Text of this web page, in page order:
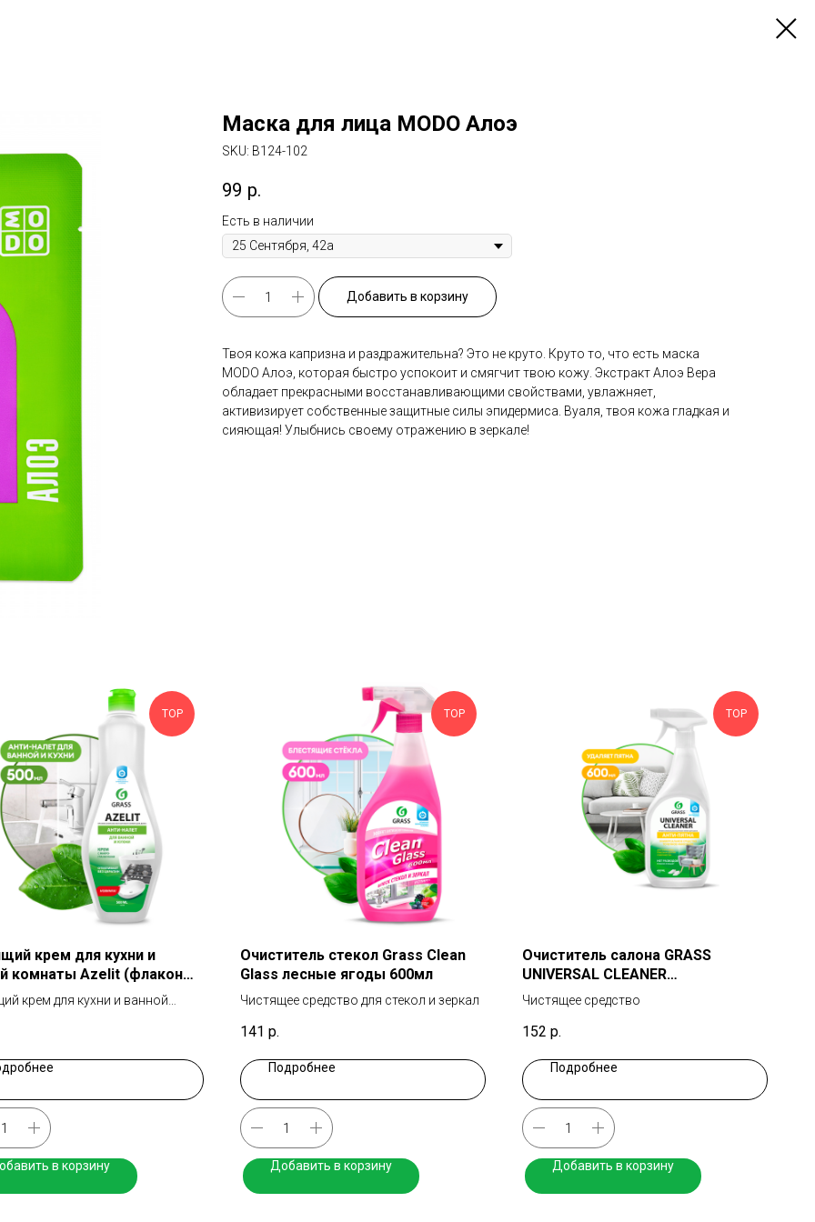
Маска для лица MODO Алоэ
SKU: B124-102
99 р.
Есть в наличии
Добавить в корзину
Твоя кожа капризна и раздражительна? Это не круто. Круто то, что есть маска
MODO Алоэ, которая быстро успокоит и смягчит твою кожу. Экстракт Алоэ Вера
обладает прекрасными восстанавливающими свойствами, увлажняет,
активизирует собственные защитные силы эпидермиса. Вуаля, твоя кожа гладкая и
сияющая! Улыбнись своему отражению в зеркале!
TOP
крем для кухни и
комнаты Azelit (флакон
крем для кухни и ванной
в корзину
TOP
Очиститель стекол Grass Clean
Glass лесные ягоды 600мл
Чистящее средство для стекол и зеркал
141 р.
Подробнее
Добавить в корзину
TOP
Очиститель салона GRASS
UNIVERSAL CLEANER
универсальный 600мл
Чистящее средство
152 р.
Подробнее
Добавить в корзину